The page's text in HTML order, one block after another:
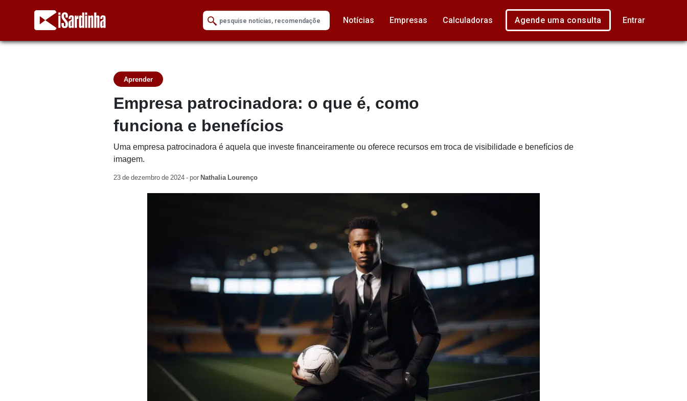
Notícias Empresas Calculadoras Agende uma consulta Entrar
Aprender
Empresa patrocinadora: o que é, como
funciona e benefícios
Uma empresa patrocinadora é aquela que investe financeiramente ou oferece recursos em troca de visibilidade e benefícios de
imagem.
23 de dezembro de 2024 - por Nathalia Lourenço